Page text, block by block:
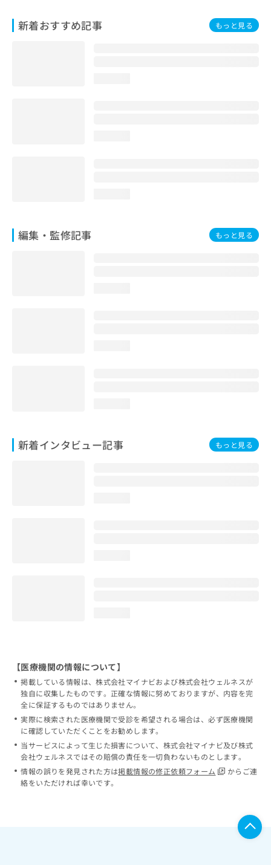
新着おすすめ記事 もっと見る
編集・監修記事 もっと見る
新着インタビュー記事 もっと見る
問
い
【医療機関の情報について】
掲載している情報は、株式会社マイナビおよび株式会社ウェルネスが
独自に収集したものです。正確な情報に努めておりますが、内容を完
全に保証するものではありません。
実際に検索された医療機関で受診を希望される場合は、必ず医療機関
に確認していただくことをお勧めします。
当サービスによって生じた損害について、株式会社マイナビ及び株式
会社ウェルネスではその賠償の責任を一切負わないものとします。
情報の誤りを発見された方は掲載情報の修正依頼フォーム
からご連
絡をいただければ幸いです。